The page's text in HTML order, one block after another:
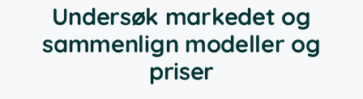
Undersøk markedet og
sammenlign modeller og
priser